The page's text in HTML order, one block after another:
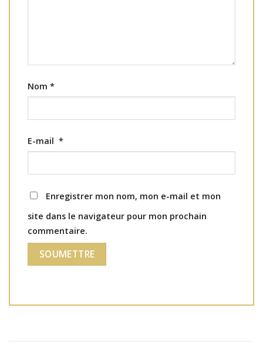
Nom *
E-mail *
Enregistrer mon nom, mon e-mail et mon
site dans le navigateur pour mon prochain
commentaire.